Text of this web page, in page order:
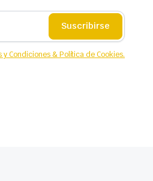
Suscribirse
y Condiciones & Política de Cookies.